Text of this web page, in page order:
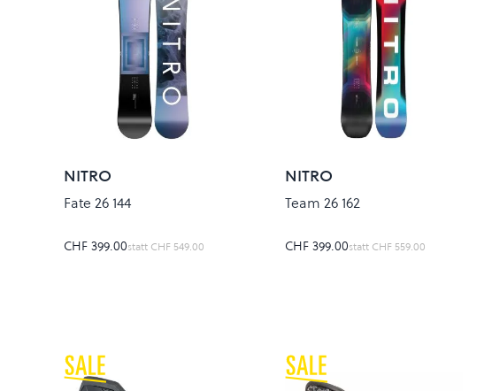
NITRO
Fate 26 144
CHF 399.00statt CHF 549.00
NITRO
Team 26 162
CHF 399.00statt CHF 559.00